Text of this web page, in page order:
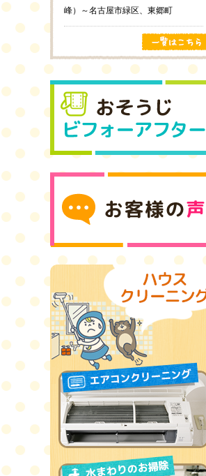
峰）～名古屋市緑区、東郷町